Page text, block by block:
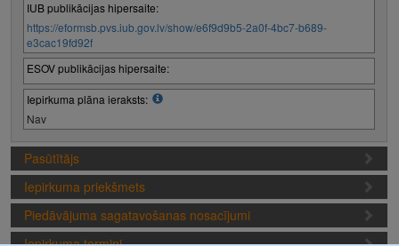
IUB publikācijas hipersaite:
https://eformsb.pvs.iub.gov.lv/show/e6f9d9b5-2a0f-4bc7-b689-
e3cac19fd92f
ESOV publikācijas hipersaite:
Iepirkuma plāna ieraksts:
Nav
Pasūtītājs
Iepirkuma priekšmets
Piedāvājuma sagatavošanas nosacījumi